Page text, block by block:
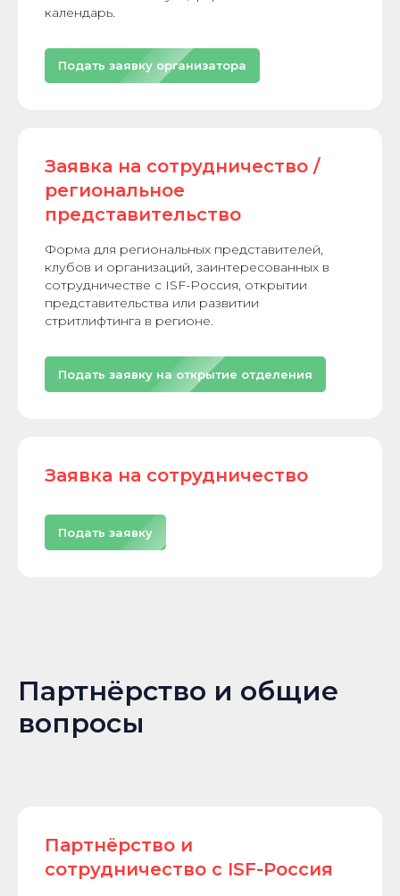
календарь.
Подать заявку организатора
Заявка на сотрудничество /
региональное
представительство
Форма для региональных представителей,
клубов и организаций, заинтересованных в
сотрудничестве с ISF-Россия, открытии
представительства или развитии
стритлифтинга в регионе.
Подать заявку на открытие отделения
Заявка на сотрудничество
Подать заявку
Партнёрство и общие
вопросы
Партнёрство и
сотрудничество с ISF-Россия